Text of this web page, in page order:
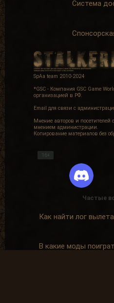
Система
SpAa team 2010-2024
*GSC - Компания GSC Game
организацией в РФ.
Email для связи с
Мнение авторов и посетителей
мнением администрации.
Копирование материалов без
16+
Частые
Как найти лог
В какие моды